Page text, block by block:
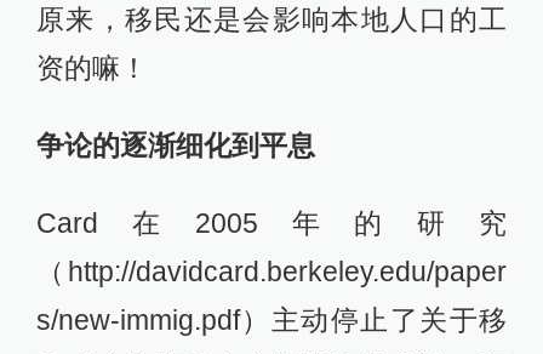
原来，移民还是会影响本地人口的工
资的嘛！
争论的逐渐细化到平息
Card在2005年的研究
（http://davidcard.berkeley.edu/paper
s/new-immig.pdf）主动停止了关于移